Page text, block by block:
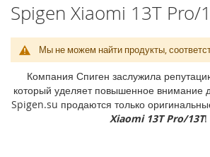
i
P
h
e
1
Spigen Xiaomi 13T Pro/
Мы не можем найти продукты,
Компания Спиген заслужила
который уделяет повышенное внимание
Spigen.su продаются только
Xiaomi 13T Pro/13T!